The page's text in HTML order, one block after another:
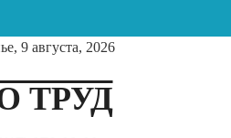
9 августа, 2026
ТРУД